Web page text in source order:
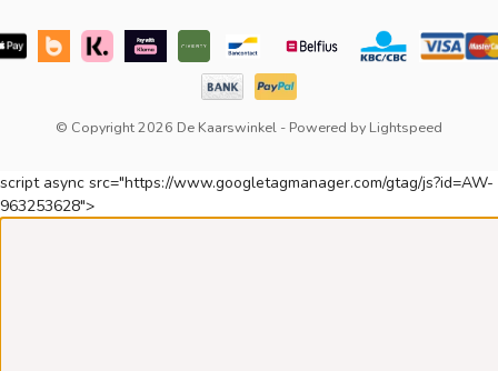
© Copyright 2026 De Kaarswinkel - Powered by Lightspeed
script async src="https://www.googletagmanager.com/gtag/js?id=AW-
963253628">